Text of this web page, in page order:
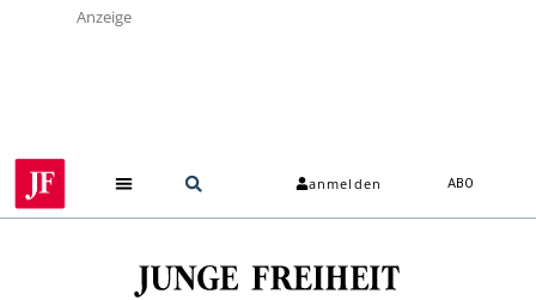
Anzeige
anmelden ABO